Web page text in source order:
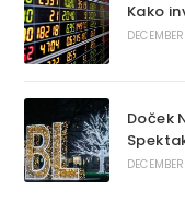
Kako
Doček